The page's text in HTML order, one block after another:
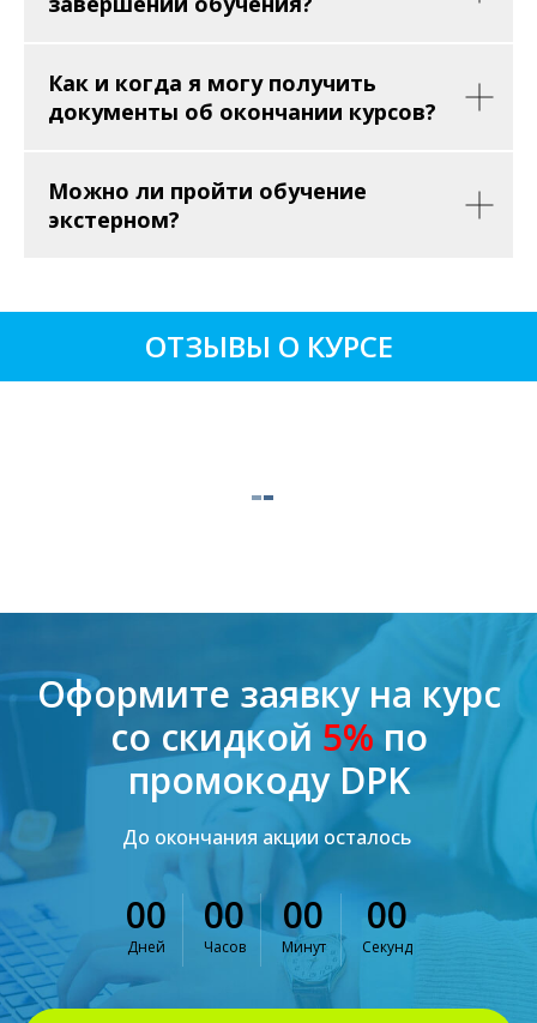
Как и когда я могу получить
документы об окончании курсов?
Можно ли пройти обучение
экстерном?
ОТЗЫВЫ О КУРСЕ
Оформите заявку на курс
со скидкой 5% по
промокоду DPK
До окончания акции осталось
00
Дней
00
Часов
00
Минут
00
Секунд